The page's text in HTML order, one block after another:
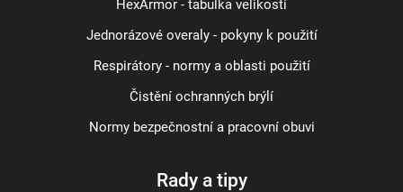
HexArmor - tabulka velikostí
Jednorázové overaly - pokyny k použití
Respirátory - normy a oblasti použití
Čistění ochranných brýlí
Normy bezpečnostní a pracovní obuvi
Rady a tipy